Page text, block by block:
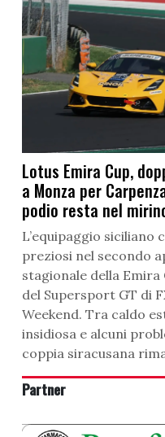
Lotus Emira Cup,
a Monza per
podio resta nel
L’equipaggio siciliano
preziosi nel secondo
stagionale della
del Supersport GT di
Weekend. Tra caldo
insidiosa e alcuni
coppia siracusana
Partner